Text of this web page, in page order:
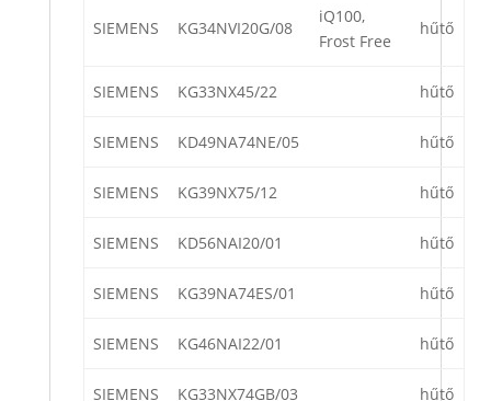
SIEMENS KG34NVI20G/08
iQ100,
Frost Free
hűtő
SIEMENS KG33NX45/22 hűtő
SIEMENS KD49NA74NE/05 hűtő
SIEMENS KG39NX75/12 hűtő
SIEMENS KD56NAI20/01 hűtő
SIEMENS KG39NA74ES/01 hűtő
SIEMENS KG46NAI22/01 hűtő
SIEMENS KG33NX74GB/03 hűtő